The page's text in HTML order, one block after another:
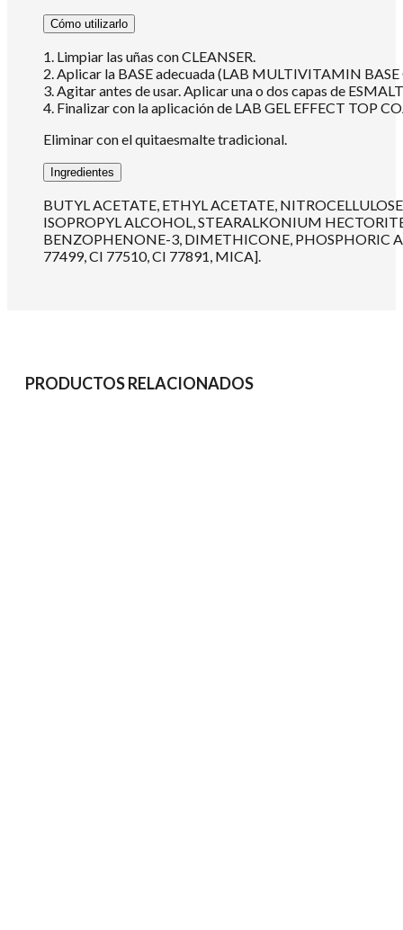
Cómo utilizarlo
1. Limpiar las uñas con CLEANSER.
2. Aplicar la BASE adecuada (LAB MULTIVITAMIN
3. Agitar antes de usar. Aplicar una o dos capas de
4. Finalizar con la aplicación de LAB GEL EFFECT TOP
Eliminar con el quitaesmalte tradicional.
Ingredientes
BUTYL ACETATE, ETHYL ACETATE,
ISOPROPYL ALCOHOL, STEARALKONIUM
BENZOPHENONE-3, DIMETHICONE, PHOSPHORIC
77499, CI 77510, CI 77891, MICA].
PRODUCTOS RELACIONADOS